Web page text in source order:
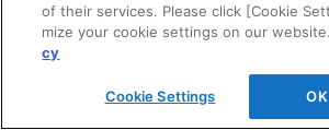
お問い合わせ
of their services. Please click [Cookie
mize your cookie settings on our website.
cy
Cookie Settings OK